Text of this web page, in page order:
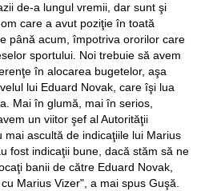
de-a lungul vremii, dar sunt şi
care a avut poziţie în toată
până acum, împotriva ororilor care
sportului. Noi trebuie să avem
în alocarea bugetelor, aşa
lui Eduard Novak, care îşi lua
Mai în glumă, mai în serios,
un viitor şef al Autorităţii
ascultă de indicaţiile lui Marius
fost indicaţii bune, dacă stăm să ne
banii de către Eduard Novak,
Marius Vizer", a mai spus Guşă.